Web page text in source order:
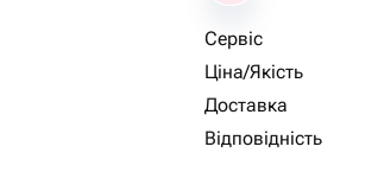
Сервіс
Ціна/Якість
Доставка
Відповідність